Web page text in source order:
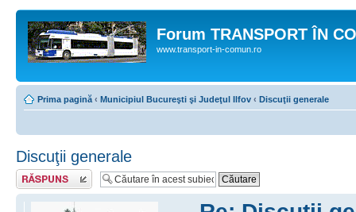
Forum TRANSPORT ÎN
www.transport-in-comun.ro
Prima pagină ‹ Municipiul Bucureşti şi Judeţul Ilfov ‹ Discuţii generale
Discuţii generale
Răspunde